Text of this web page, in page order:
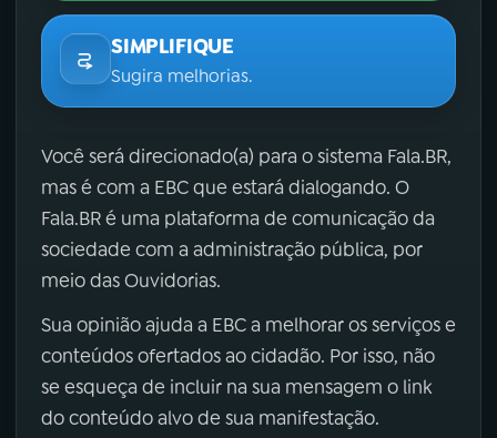
SIMPLIFIQUE
Sugira melhorias.
Você será direcionado(a) para o sistema Fala.BR,
mas é com a EBC que estará dialogando. O
Fala.BR é uma plataforma de comunicação da
sociedade com a administração pública, por
meio das Ouvidorias.
Sua opinião ajuda a EBC a melhorar os serviços e
conteúdos ofertados ao cidadão. Por isso, não
se esqueça de incluir na sua mensagem o link
do conteúdo alvo de sua manifestação.